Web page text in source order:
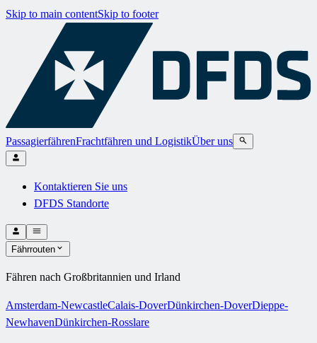
Skip to main contentSkip to footer
PassagierfährenFrachtfähren und LogistikÜber uns
Kontaktieren Sie uns
DFDS Standorte
Fährrouten
Fähren nach Großbritannien und Irland
Amsterdam-NewcastleCalais-DoverDünkirchen-DoverDieppe-
NewhavenDünkirchen-Rosslare